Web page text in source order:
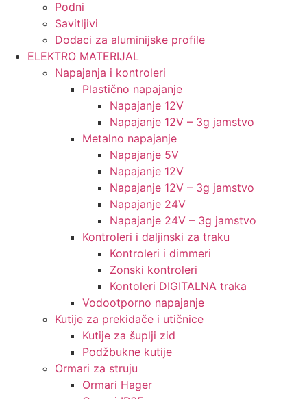
Podni
Savitljivi
Dodaci za aluminijske profile
ELEKTRO MATERIJAL
Napajanja i kontroleri
Plastično napajanje
Napajanje 12V
Napajanje 12V – 3g jamstvo
Metalno napajanje
Napajanje 5V
Napajanje 12V
Napajanje 12V – 3g jamstvo
Napajanje 24V
Napajanje 24V – 3g jamstvo
Kontroleri i daljinski za traku
Kontroleri i dimmeri
Zonski kontroleri
Kontoleri DIGITALNA traka
Vodootporno napajanje
Kutije za prekidače i utičnice
Kutije za šuplji zid
Podžbukne kutije
Ormari za struju
Ormari Hager